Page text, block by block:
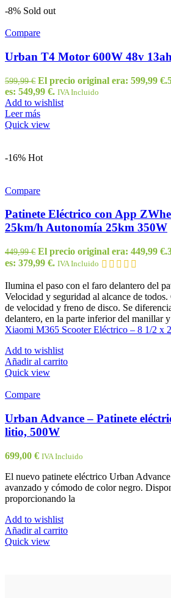
-8% Sold out
Compare
Urban T4 Motor 600W 48v 13ah
599,99€ El precio original era: 599,99 €.
es: 549,99 €. IVA Incluido
Add to wishlist
Leer más
Quick view
-16% Hot
Compare
Patinete Eléctrico con App
25km/h Autonomía 25km 350W
449,99€ El precio original era: 449,99 €.
es: 379,99 €. IVA Incluido
Ilumina el paso con el faro delantero del
Velocidad y seguridad al alcance de todos.
de velocidad y freno de disco. Se
delantero, en la parte inferior del manillar y
Xiaomi M365 Scooter Eléctrico – 8 1/2 x 2
Add to wishlist
Añadir al carrito
Quick view
Compare
Urban Advance – Patinete
litio, 500W
699,00 € IVA Incluido
El nuevo patinete eléctrico Urban
avanzado y cómodo de color negro.
proporcionando la
Add to wishlist
Añadir al carrito
Quick view